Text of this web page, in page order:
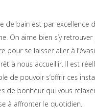
de bain est par excellence
On aime bien s’y
pour se laisser aller à
à nous accueillir. Il est
de pouvoir s’offrir ces
de bonheur qui vous
à affronter le quotidien.